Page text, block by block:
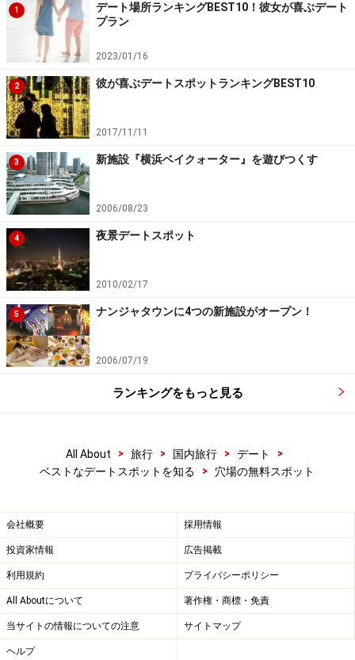
1
デート場所ランキングBEST10！彼女が喜ぶデート
プラン
2023/01/16
2 彼が喜ぶデートスポットランキングBEST10
2017/11/11
3 新施設『横浜ベイクォーター』を遊びつくす
2006/08/23
4 夜景デートスポット
2010/02/17
5 ナンジャタウンに4つの新施設がオープン！
2006/07/19
ランキングをもっと見る
All About > 旅行 > 国内旅行 > デート
>
ベストなデートスポットを知る
> 穴場の無料スポット
会社概要 採用情報
投資家情報 広告掲載
利用規約 プライバシーポリシー
All Aboutについて 著作権・商標・免責
当サイトの情報についての注意 サイトマップ
ヘルプ